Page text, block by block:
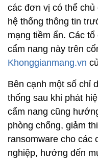
các đơn vị có thể
hệ thống thông tin
mạng tiềm ẩn. Các
cẩm nang này trên
Khonggianmang.vn
Bên cạnh một số chỉ
thống sau khi phát
cẩm nang cũng
phòng chống, giảm
ransomware cho các
nghiệp, hướng đến